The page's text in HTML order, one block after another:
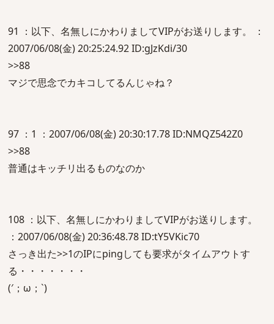
91 ：以下、名無しにかわりましてVIPがお送りします。 ：
2007/06/08(金) 20:25:24.92 ID:gJzKdi/30
>>88
マジで思念でカキコしてるんじゃね？
97 ：1 ：2007/06/08(金) 20:30:17.78 ID:NMQZ542Z0
>>88
普通はキッチリ出るものなのか
108 ：以下、名無しにかわりましてVIPがお送りします。
：2007/06/08(金) 20:36:48.78 ID:tY5VKic70
さっき出た>>1のIPにpingしても要求がタイムアウトす
る・・・・・・・
(′；ω；`)